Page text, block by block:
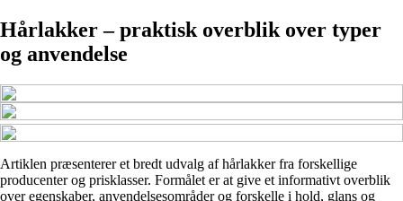
Hårlakker – praktisk overblik over typer
og anvendelse
Artiklen præsenterer et bredt udvalg af hårlakker fra forskellige
producenter og prisklasser. Formålet er at give et informativt overblik
over egenskaber, anvendelsesområder og forskelle i hold, glans og